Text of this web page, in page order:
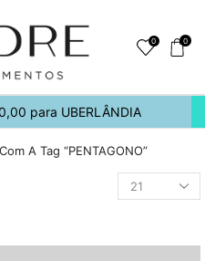
0 0
para UBERLÂNDIA
A Tag “PENTAGONO”